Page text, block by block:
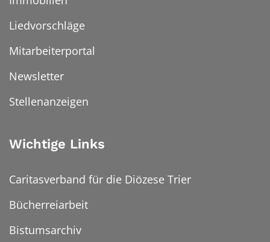
Liedvorschläge
Mitarbeiterportal
Newsletter
Stellenanzeigen
Wichtige Links
Caritasverband für die Diözese Trier
Bücherreiarbeit
Bistumsarchiv